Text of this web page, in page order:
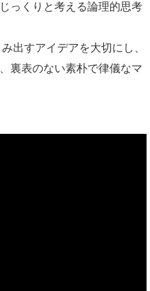
っくりと考える論理的思考
出すアイデアを大切にし、
裏表のない素朴で律儀なマ